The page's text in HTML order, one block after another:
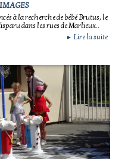
à la recherche de bébé Brutus, le
dans les rues de Marlieux..
► Lire la suite